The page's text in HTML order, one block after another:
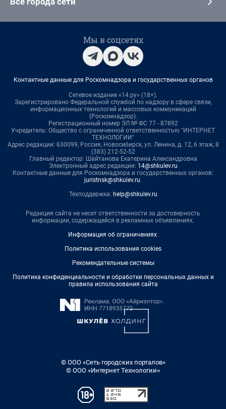
Мы в соцсетях
Контактные данные для Роскомнадзора и государственных органов
Сетевое издание «14.ру» (18+).
Зарегистрировано Федеральной службой по надзору в сфере связи,
информационных технологий и массовых коммуникаций
(Роскомнадзор).
Регистрационный номер ЭЛ № ФС 77 - 87892
Учредитель: Общество с ограниченной ответственностью "ИНТЕРНЕТ
ТЕХНОЛОГИИ"
Адрес редакции: 630099, Россия, Новосибирск, ул. Ленина, д. 12, 6 этаж, 8
(383) 212-52-52
Главный редактор: Шайтанова Екатерина Александровна
Электронный адрес редакции: 14@shkulev.ru
Контактные данные для Роскомнадзора и государственных органов:
juristnsk@shkulev.ru.
Техподдержка: help@shkulev.ru
Редакция сайта не несет ответственности за достоверность
информации, содержащейся в рекламных объявлениях.
Информация об ограничениях.
Политика использования cookies
Рекомендательные системы
Политика конфиденциальности и обработки персональных данных и
правила использования сайта
© ООО «Сеть городских порталов»
© ООО «Интернет Технологии»